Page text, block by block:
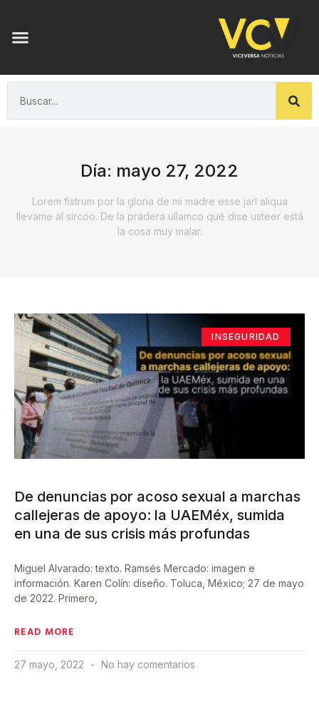
Día: mayo 27, 2022
Lorem fistrum por la gloria de mi madre esse jarl aliqua
llevame al sircoo. De la pradera ullamco qué dise usteer está
la cosa muy malar.
INSEGURIDAD
De denuncias por acoso sexual a marchas
callejeras de apoyo: la UAEMéx, sumida
en una de sus crisis más profundas
Miguel Alvarado: texto. Ramsés Mercado: imagen e
información. Karen Colín: diseño. Toluca, México; 27 de mayo
de 2022. Primero,
READ MORE
27 mayo, 2022 No hay comentarios